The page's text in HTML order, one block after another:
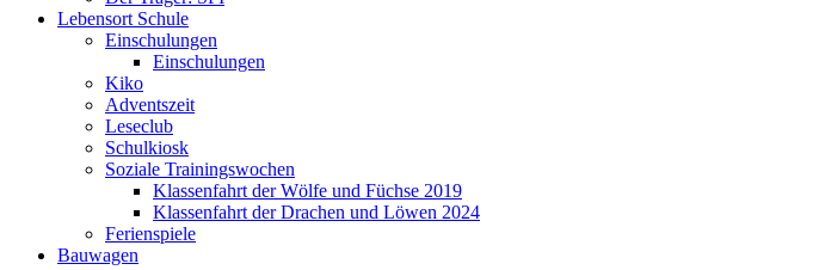
Lebensort Schule
Einschulungen
Einschulungen
Kiko
Adventszeit
Leseclub
Schulkiosk
Soziale Trainingswochen
Klassenfahrt der Wölfe und Füchse 2019
Klassenfahrt der Drachen und Löwen 2024
Ferienspiele
Bauwagen